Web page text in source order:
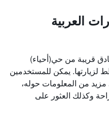
العربية
قريبة من حي(أحياء)
لزيارتها. يمكن للمستخدمين
من المعلومات حوله،
وكذلك العثور على